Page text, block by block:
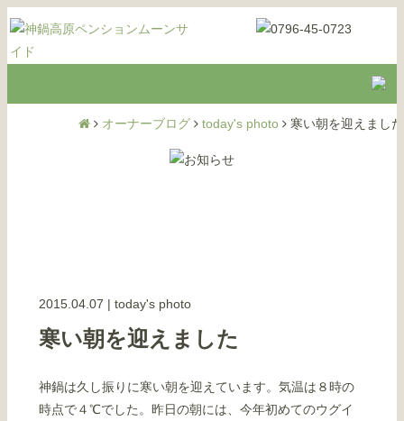
オーナーブログ today's photo 寒い朝を迎えました
2015.04.07 | today's photo
寒い朝を迎えました
神鍋は久し振りに寒い朝を迎えています。気温は８時の
時点で４℃でした。昨日の朝には、今年初めてのウグイ